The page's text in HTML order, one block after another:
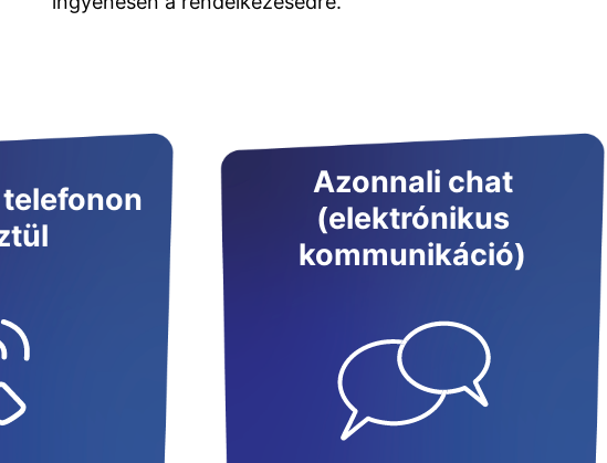
Azonnali chat
(elektrónikus
kommunikáció)